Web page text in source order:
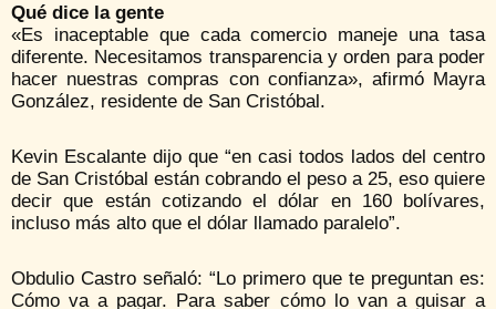
Qué dice la gente
«Es inaceptable que cada comercio maneje una tasa
diferente. Necesitamos transparencia y orden para poder
hacer nuestras compras con confianza», afirmó Mayra
González, residente de San Cristóbal.
Kevin Escalante dijo que “en casi todos lados del centro
de San Cristóbal están cobrando el peso a 25, eso quiere
decir que están cotizando el dólar en 160 bolívares,
incluso más alto que el dólar llamado paralelo”.
Obdulio Castro señaló: “Lo primero que te preguntan es:
Cómo va a pagar. Para saber cómo lo van a guisar a